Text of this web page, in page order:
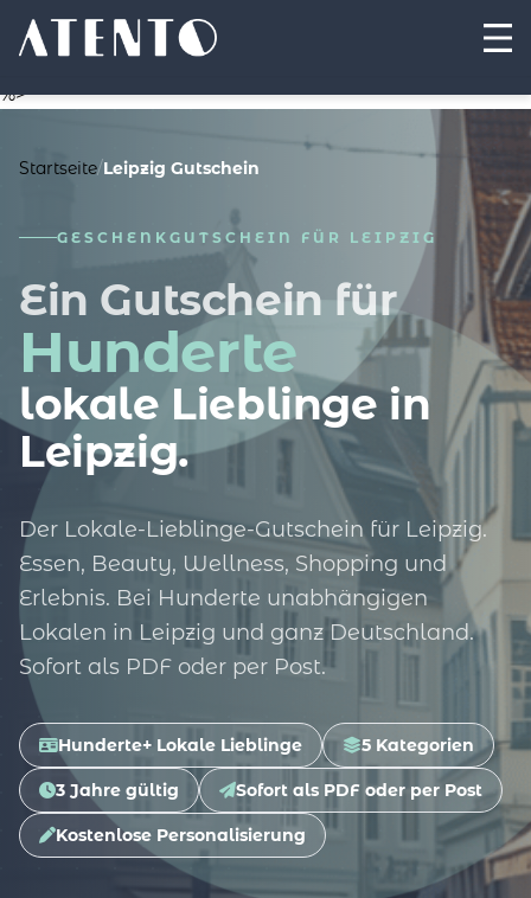
%>
Startseite/Leipzig Gutschein
GESCHENKGUTSCHEIN FÜR LEIPZIG
Ein Gutschein für
Hunderte
lokale Lieblinge in
Leipzig.
Der Lokale-Lieblinge-Gutschein für Leipzig.
Essen, Beauty, Wellness, Shopping und
Erlebnis. Bei Hunderte unabhängigen
Lokalen in Leipzig und ganz Deutschland.
Sofort als PDF oder per Post.
Hunderte+ Lokale Lieblinge 5 Kategorien
3 Jahre gültig Sofort als PDF oder per Post
Kostenlose Personalisierung